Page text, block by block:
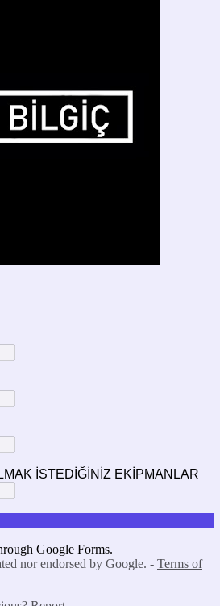
İSTEDİĞİNİZ EKİPMANLAR
Google Forms.
nor endorsed by Google. - Terms of